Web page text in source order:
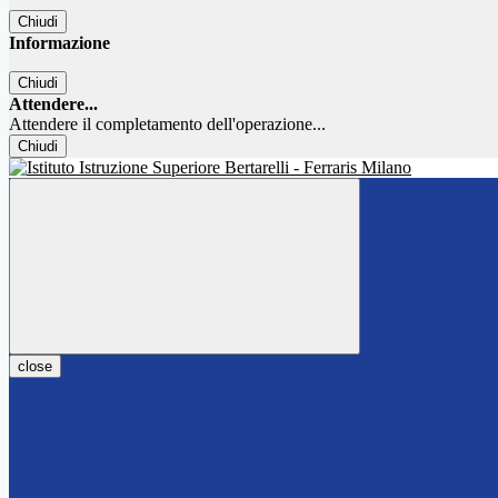
Chiudi
Informazione
Chiudi
Attendere...
Attendere il completamento dell'operazione...
Chiudi
close